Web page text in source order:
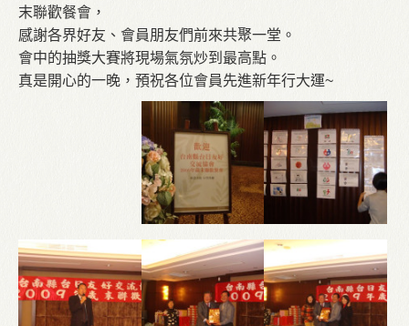
末聯歡餐會，
感謝各界好友、會員朋友們前來共聚一堂。
會中的抽獎大賽將現場氣氛炒到最高點。
真是開心的一晚，預祝各位會員先進新年行大運~